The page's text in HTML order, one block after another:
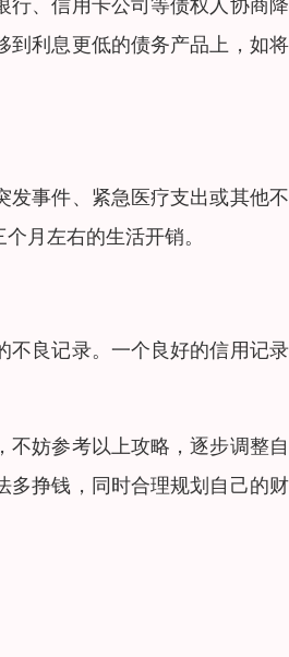
到利息更低的债务产品上，如
发事件、紧急医疗支出或其他
月左右的生活开销。
不良记录。一个良好的信用记
不妨参考以上攻略，逐步调整
多挣钱，同时合理规划自己的